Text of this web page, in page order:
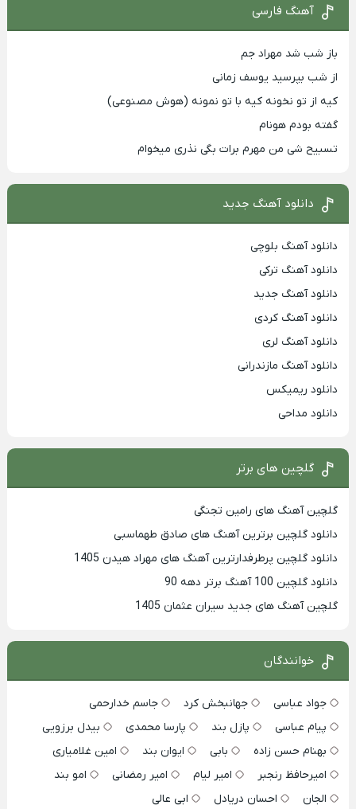
آهنگ فارسی
باز شب شد مهراد جم
از شب بپرسید یوسف زمانی
کیه از تو نخونه کیه با تو نمونه (هوش مصنوعی)
گفته بودم هونام
تسبیح شی من مهرم برات بگی نذری میخوام
دانلود آهنگ جدید
دانلود آهنگ بلوچی
دانلود آهنگ ترکی
دانلود آهنگ جدید
دانلود آهنگ کردی
دانلود آهنگ لری
دانلود آهنگ مازندرانی
دانلود ریمیکس
دانلود مداحی
گلچین های برتر
گلچین آهنگ های رامین تجنگی
دانلود گلچین برترین آهنگ های صادق طهماسبی
دانلود گلچین پرطرفدارترین آهنگ های مهراد هیدن 1405
دانلود گلچین 100 آهنگ برتر دهه 90
گلچین آهنگ های جدید سیران عثمان 1405
خوانندگان
جواد عباسی جهانبخش کرد
جاسم خدارحمی
پیام عباسی
پازل بند پارسا محمدی
بیدل برزویی
بهنام حسن زاده
بابی ایوان بند
امین غلامیاری
امیرحافظ رنجبر
امیر لیام امیر رمضانی
امو بند
الجان
احسان دریادل
ابی عالی